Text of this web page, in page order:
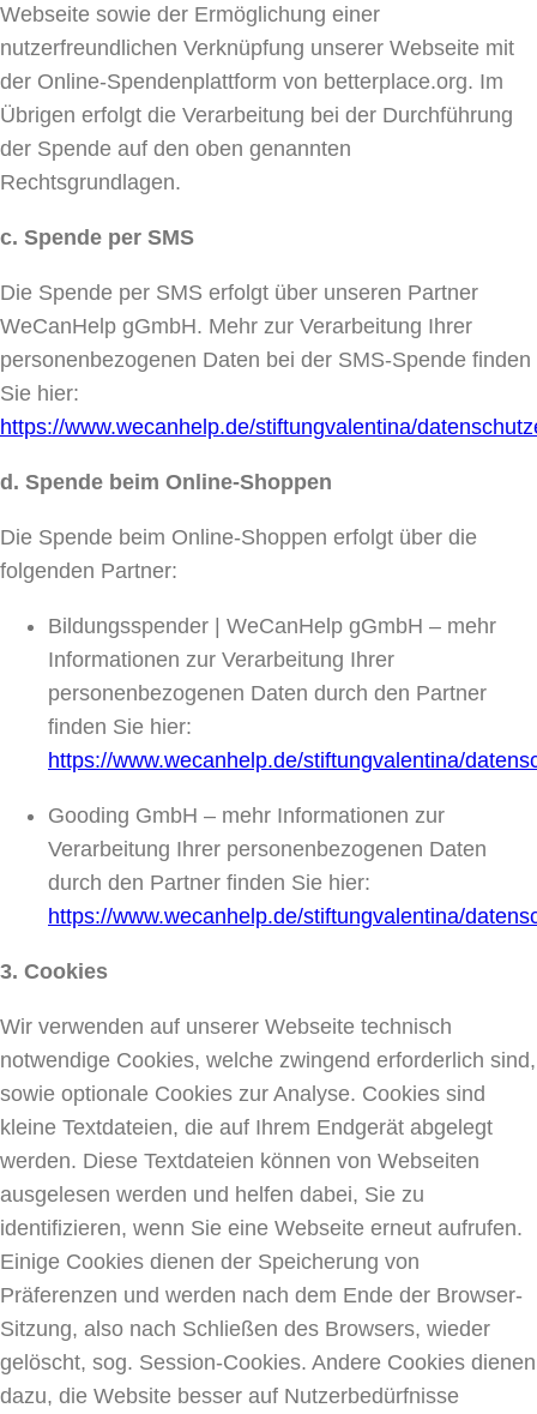
Webseite sowie der Ermöglichung einer
nutzerfreundlichen Verknüpfung unserer Webseite mit
der Online-Spendenplattform von betterplace.org. Im
Übrigen erfolgt die Verarbeitung bei der Durchführung
der Spende auf den oben genannten
Rechtsgrundlagen.
c. Spende per SMS
Die Spende per SMS erfolgt über unseren Partner
WeCanHelp gGmbH. Mehr zur Verarbeitung Ihrer
personenbezogenen Daten bei der SMS-Spende finden
Sie hier:
https://www.wecanhelp.de/stiftungvalentina/
d. Spende beim Online-Shoppen
Die Spende beim Online-Shoppen erfolgt über die
folgenden Partner:
Bildungsspender | WeCanHelp gGmbH – mehr
Informationen zur Verarbeitung Ihrer
personenbezogenen Daten durch den Partner
finden Sie hier:
https://www.wecanhelp.de/stiftungvalentina/
Gooding GmbH – mehr Informationen zur
Verarbeitung Ihrer personenbezogenen Daten
durch den Partner finden Sie hier:
https://www.wecanhelp.de/stiftungvalentina/
3. Cookies
Wir verwenden auf unserer Webseite technisch
notwendige Cookies, welche zwingend erforderlich sind,
sowie optionale Cookies zur Analyse. Cookies sind
kleine Textdateien, die auf Ihrem Endgerät abgelegt
werden. Diese Textdateien können von Webseiten
ausgelesen werden und helfen dabei, Sie zu
identifizieren, wenn Sie eine Webseite erneut aufrufen.
Einige Cookies dienen der Speicherung von
Präferenzen und werden nach dem Ende der Browser-
Sitzung, also nach Schließen des Browsers, wieder
gelöscht, sog. Session-Cookies. Andere Cookies dienen
dazu, die Website besser auf Nutzerbedürfnisse